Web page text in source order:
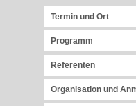
Termin und Ort
Programm
Referenten
Organisation und